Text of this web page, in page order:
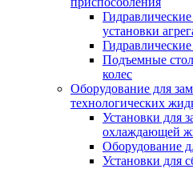
установки
Подъемные
колес
Оборудование для
технологических
Установки для
охлаждающей
Оборудование
Установки для